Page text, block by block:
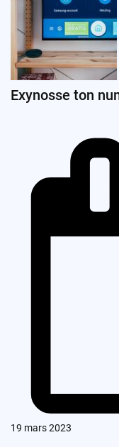
Exynosse ton
19 mars 2023